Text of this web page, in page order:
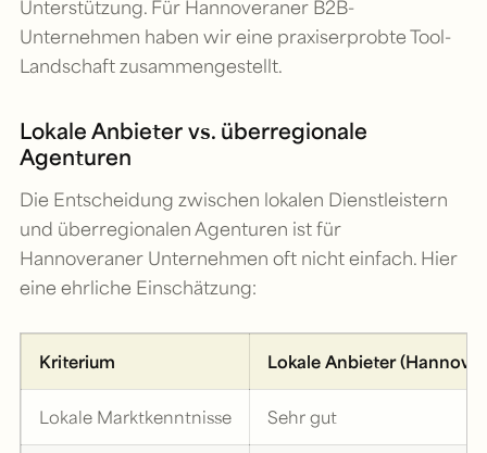
Unterstützung. Für Hannoveraner B2B-
Unternehmen haben wir eine praxiserprobte Tool-
Landschaft zusammengestellt.
Lokale Anbieter vs. überregionale
Agenturen
Die Entscheidung zwischen lokalen Dienstleistern
und überregionalen Agenturen ist für
Hannoveraner Unternehmen oft nicht einfach. Hier
eine ehrliche Einschätzung:
Kriterium Lokale Anbieter
Lokale Marktkenntnisse Sehr gut